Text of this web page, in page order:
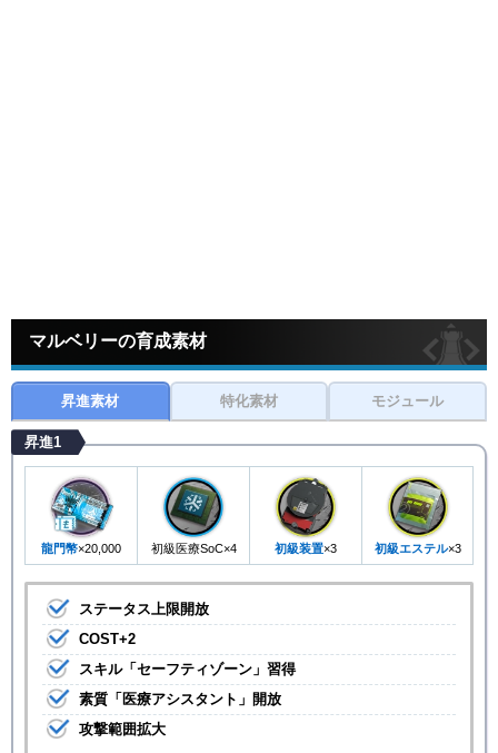
マルベリーの育成素材
昇進素材 特化素材 モジュール
昇進1
龍門幣×20,000 初級医療SoC×4 初級装置×3 初級エステル×3
ステータス上限開放
COST+2
スキル「セーフティゾーン」習得
素質「医療アシスタント」開放
攻撃範囲拡大